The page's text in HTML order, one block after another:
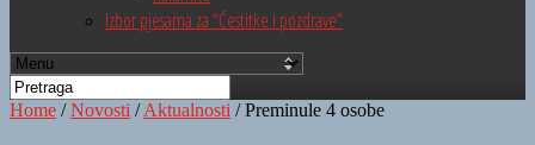
Izbor pjesama za “Čestitke i pozdrave”
Home /Novosti /Aktualnosti /Preminule 4 osobe